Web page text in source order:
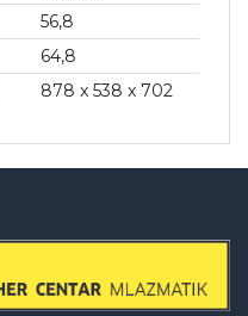
56,8
64,8
878 x 538 x 702